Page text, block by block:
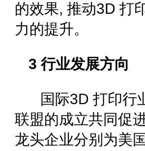
的效果, 推动3D 打
力的提升。
3 行业发展方向
国际3D 打印行
联盟的成立共同促
龙头企业分别为美